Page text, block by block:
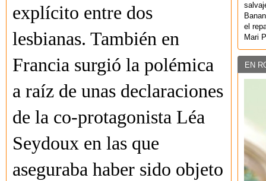
explícito entre dos
lesbianas. También en
Francia surgió la polémica
a raíz de unas declaraciones
de la co-protagonista Léa
Seydoux en las que
aseguraba haber sido objeto
el
Mari
EN